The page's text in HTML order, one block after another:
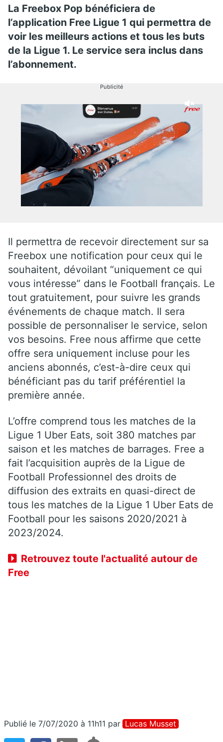
La Freebox Pop bénéficiera de
l’application Free Ligue 1 qui permettra de
voir les meilleurs actions et tous les buts
de la Ligue 1. Le service sera inclus dans
l’abonnement.
Publicité
Il permettra de recevoir directement sur sa
Freebox une notification pour ceux qui le
souhaitent, dévoilant “uniquement ce qui
vous intéresse” dans le Football français. Le
tout gratuitement, pour suivre les grands
événements de chaque match. Il sera
possible de personnaliser le service, selon
vos besoins. Free nous affirme que cette
offre sera uniquement incluse pour les
anciens abonnés, c’est-à-dire ceux qui
bénéficiant pas du tarif préférentiel la
première année.
L’offre comprend tous les matches de la
Ligue 1 Uber Eats, soit 380 matches par
saison et les matches de barrages. Free a
fait l’acquisition auprès de la Ligue de
Football Professionnel des droits de
diffusion des extraits en quasi-direct de
tous les matches de la Ligue 1 Uber Eats de
Football pour les saisons 2020/2021 à
2023/2024.
Retrouvez toute l'actualité autour de
Free
Publié le 7/07/2020 à 11h11 par Lucas Musset